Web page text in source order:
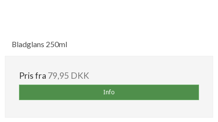
Bladglans 250ml
Pris fra 79,95 DKK
Info